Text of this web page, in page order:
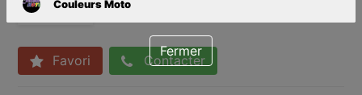
AUBENAS
Favori Contacter
Couleurs Moto
Fermer